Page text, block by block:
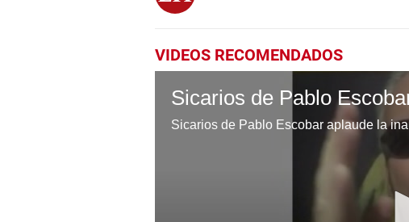
VIDEOS RECOMENDADOS